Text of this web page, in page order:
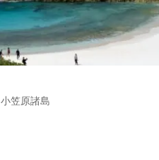
小笠原諸島